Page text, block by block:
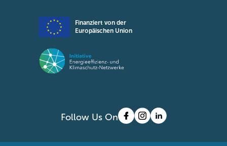
Finanziert von der
Europäischen Union
Follow Us On